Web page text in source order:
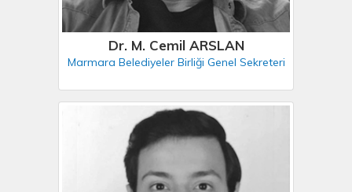
Dr. M. Cemil ARSLAN
Marmara Belediyeler Birliği Genel Sekreteri